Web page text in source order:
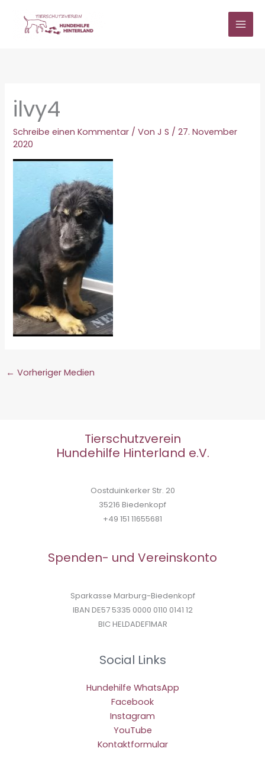
springen
ilvy4
Schreibe einen Kommentar / VonJ S /27. November
2020
← Vorheriger Medien
Tierschutzverein
Hundehilfe Hinterland e.V.
Oostduinkerker Str. 20
35216 Biedenkopf
+49 151 11655681
Spenden- und Vereinskonto
Sparkasse Marburg-Biedenkopf
IBAN DE57 5335 0000 0110 0141 12
BIC HELDADEF1MAR
Social Links
Hundehilfe WhatsApp
Facebook
Instagram
YouTube
Kontaktformular